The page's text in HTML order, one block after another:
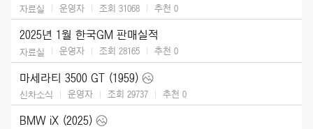
자료실 운영자 조회 31068 추천 0
2025년 1월 한국GM 판매실적
자료실 운영자 조회 28165 추천 0
마세라티 3500 GT (1959)
신차소식 운영자 조회 29737 추천 0
BMW iX (2025)